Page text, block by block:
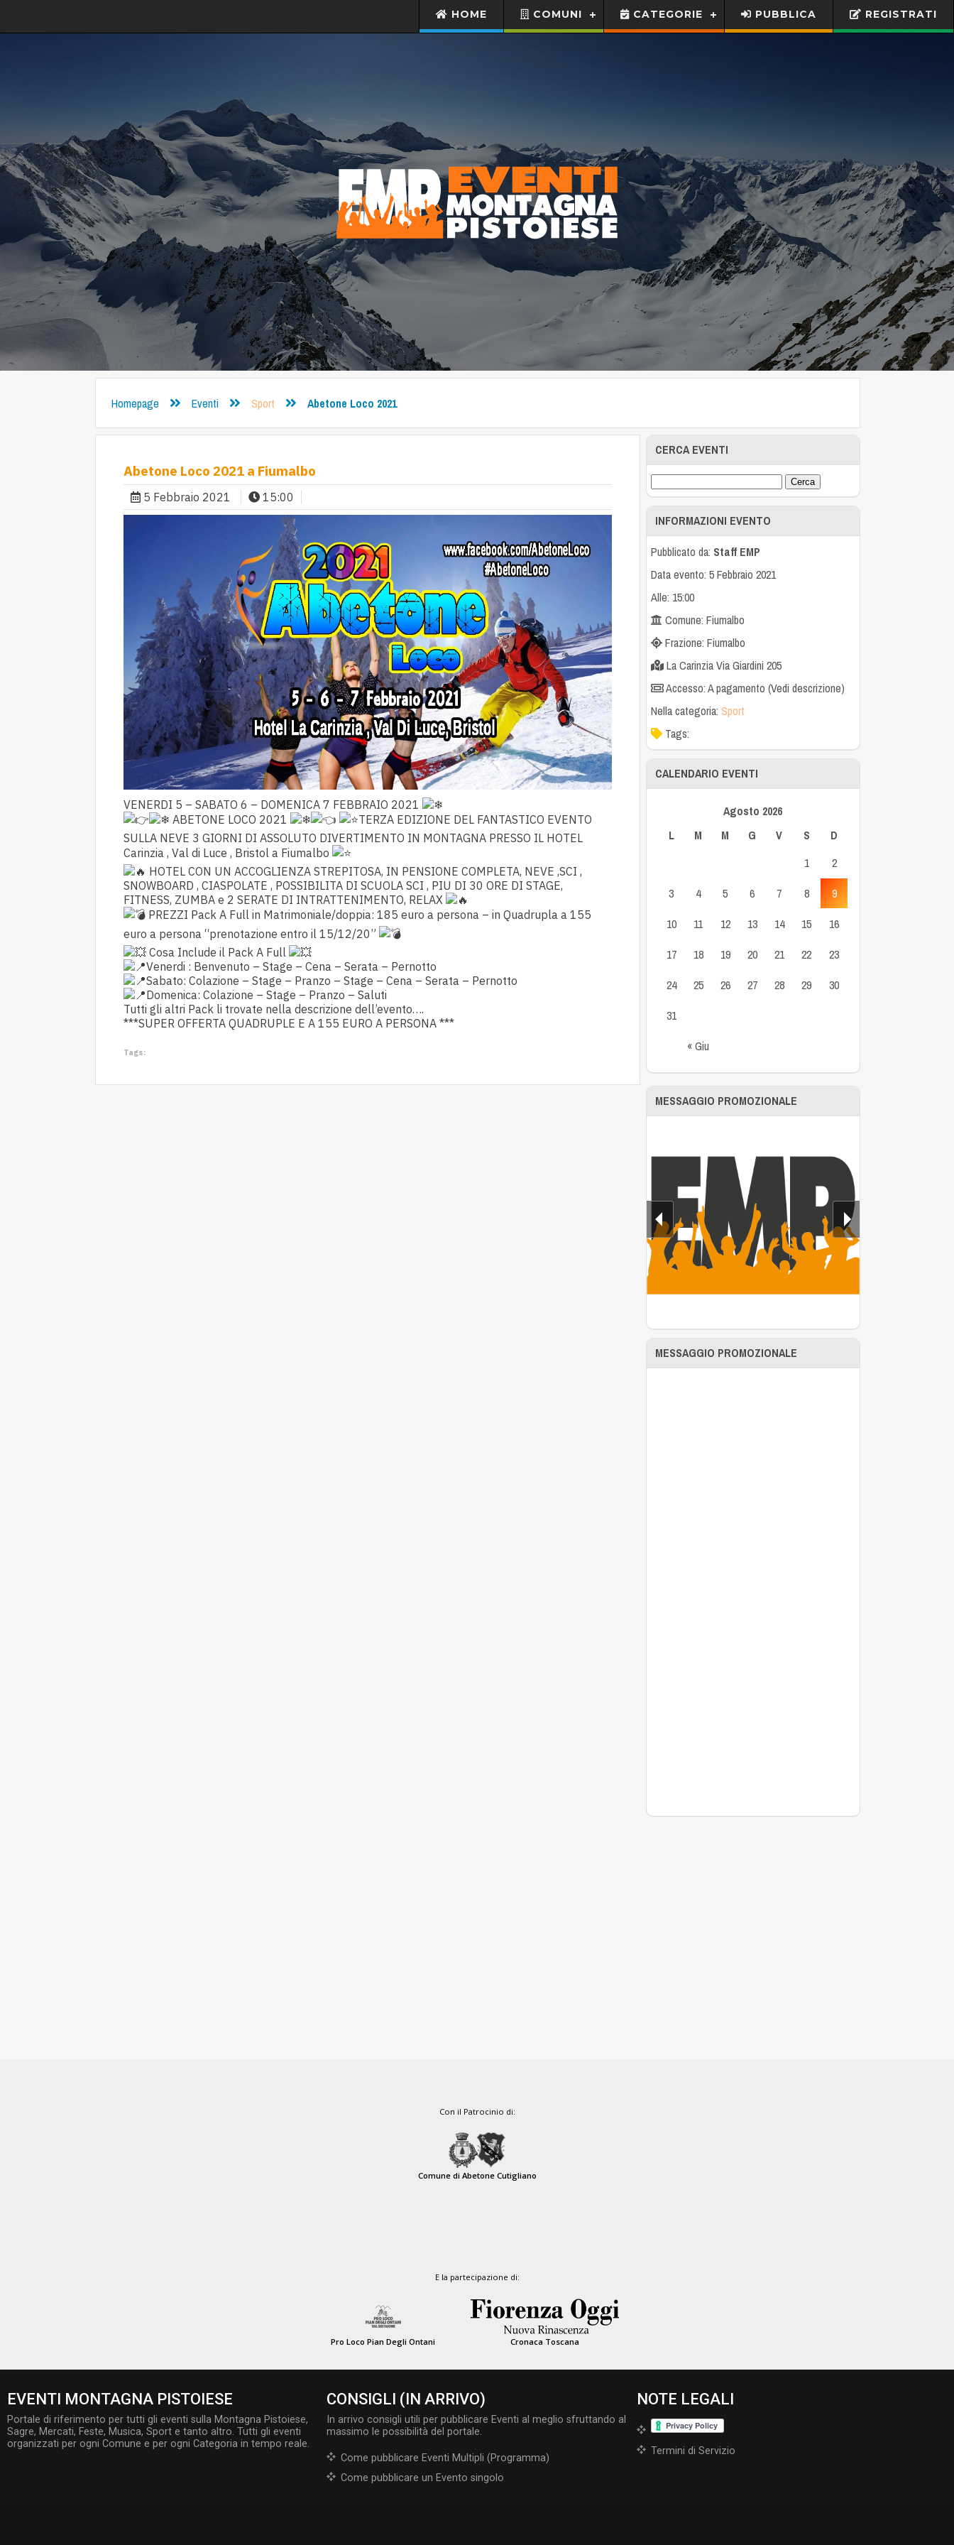
HOME COMUNI CATEGORIE PUBBLICA REGISTRATI
Homepage Eventi Sport Abetone Loco 2021
Abetone Loco 2021 a Fiumalbo
5 Febbraio 2021 15:00
VENERDI 5 – SABATO 6 – DOMENICA 7 FEBBRAIO 2021
ABETONE LOCO 2021
TERZA EDIZIONE DEL FANTASTICO EVENTO
SULLA NEVE 3 GIORNI DI ASSOLUTO DIVERTIMENTO IN MONTAGNA PRESSO IL HOTEL
Carinzia , Val di Luce , Bristol a Fiumalbo
HOTEL CON UN ACCOGLIENZA STREPITOSA, IN PENSIONE COMPLETA, NEVE ,SCI ,
SNOWBOARD , CIASPOLATE , POSSIBILITA DI SCUOLA SCI , PIU DI 30 ORE DI STAGE,
FITNESS, ZUMBA e 2 SERATE DI INTRATTENIMENTO, RELAX
PREZZI Pack A Full in Matrimoniale/doppia: 185 euro a persona – in Quadrupla a 155
euro a persona “prenotazione entro il 15/12/20”
Cosa Include il Pack A Full
Venerdi : Benvenuto – Stage – Cena – Serata – Pernotto
Sabato: Colazione – Stage – Pranzo – Stage – Cena – Serata – Pernotto
Domenica: Colazione – Stage – Pranzo – Saluti
Tutti gli altri Pack li trovate nella descrizione dell’evento….
***SUPER OFFERTA QUADRUPLE E A 155 EURO A PERSONA ***
Tags:
CERCA EVENTI
INFORMAZIONI EVENTO
Pubblicato da: Staff EMP
Data evento: 5 Febbraio 2021
Alle: 15:00
Comune: Fiumalbo
Frazione: Fiumalbo
La Carinzia Via Giardini 205
Accesso: A pagamento (Vedi descrizione)
Nella categoria:Sport
Tags:
CALENDARIO EVENTI
Agosto 2026
L
M M G V S D
« Giu
1
2
3
4 5 6 7 8
9
10
11 12 13 14 15
16
17
18 19 20 21 22
23
24
25 26 27 28 29
30
31
MESSAGGIO PROMOZIONALE
MESSAGGIO PROMOZIONALE
Con il Patrocinio di:
Comune di Abetone Cutigliano
E la partecipazione di:
Pro Loco Pian Degli Ontani Cronaca Toscana
EVENTI MONTAGNA PISTOIESE
Portale di riferimento per tutti gli eventi sulla Montagna Pistoiese,
Sagre, Mercati, Feste, Musica, Sport e tanto altro. Tutti gli eventi
organizzati per ogni Comune e per ogni Categoria in tempo reale.
CONSIGLI (IN ARRIVO)
In arrivo consigli utili per pubblicare Eventi al meglio sfruttando al
massimo le possibilità del portale.
Come pubblicare Eventi Multipli (Programma)
Come pubblicare un Evento singolo
NOTE LEGALI
Termini di Servizio